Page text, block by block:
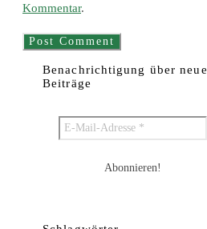
Kommentar.
Benachrichtigung über neue
Beiträge